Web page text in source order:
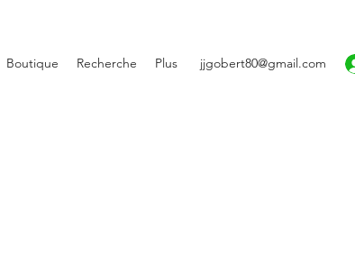
Boutique Recherche Plus jjgobert80@gmail.com